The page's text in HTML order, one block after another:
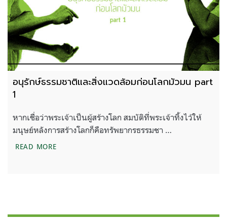
อนุรักษ์ธรรมชาติและสิ่งแวดล้อมก่อนโลกมัวมน part
1
หากเชื่อว่าพระเจ้าเป็นผู้สร้างโลก สมบัติที่พระเจ้าทิ้งไว้ให้
มนุษย์หลังการสร้างโลกก็คือทรัพยากรธรรมชา …
READ MOREอนุรักษ์ธรรมชาติและสิ่งแวดล้อมก่อนโลกมัวมน PART